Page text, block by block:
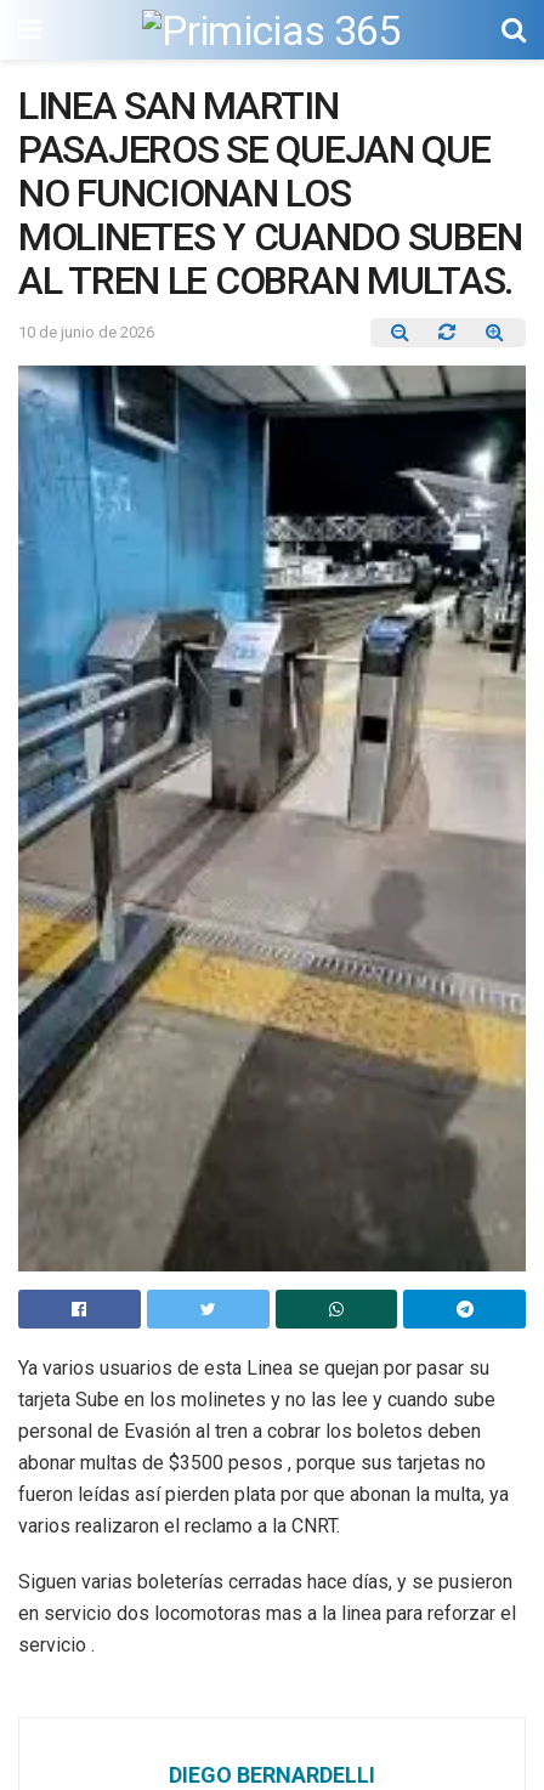
LINEA SAN MARTIN
PASAJEROS SE QUEJAN QUE
NO FUNCIONAN LOS
MOLINETES Y CUANDO SUBEN
AL TREN LE COBRAN MULTAS.
10 de junio de 2026
Ya varios usuarios de esta Linea se quejan por pasar su
tarjeta Sube en los molinetes y no las lee y cuando sube
personal de Evasión al tren a cobrar los boletos deben
abonar multas de $3500 pesos , porque sus tarjetas no
fueron leídas así pierden plata por que abonan la multa, ya
varios realizaron el reclamo a la CNRT.
Siguen varias boleterías cerradas hace días, y se pusieron
en servicio dos locomotoras mas a la linea para reforzar el
servicio .
DIEGO BERNARDELLI